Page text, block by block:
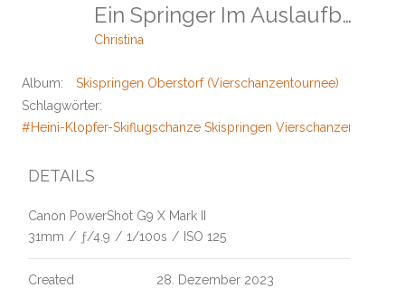
Ein Springer Im Auslaufbereich
Christina
Album:
Skispringen Oberstorf (Vierschanzentournee)
Schlagwörter:
#Heini-Klopfer-Skiflugschanze Skispringen
DETAILS
Canon PowerShot G9 X Mark II
31mm / ƒ/4.9 / 1/100s / ISO 125
Created
28. Dezember 2023